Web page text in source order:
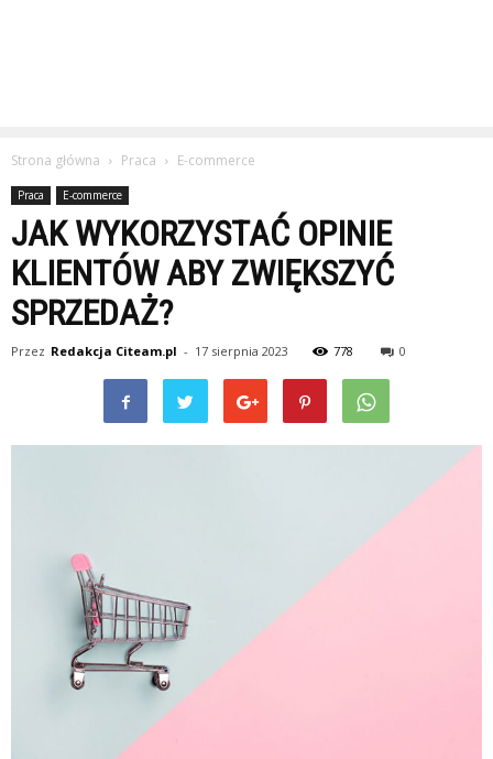
Strona główna Praca E-commerce
Praca E-commerce
JAK WYKORZYSTAĆ OPINIE
KLIENTÓW ABY ZWIĘKSZYĆ
SPRZEDAŻ?
Przez Redakcja Citeam.pl - 17 sierpnia 2023 778 0